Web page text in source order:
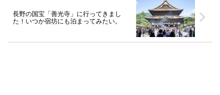
長野の国宝「善光寺」に行ってきまし
た！いつか宿坊にも泊まってみたい。